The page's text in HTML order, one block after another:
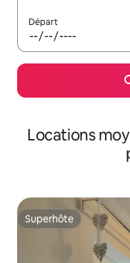
Départ
Locations
Superhôte
Superhôte